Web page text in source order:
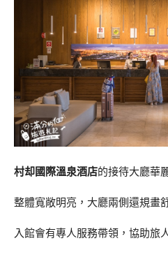
村却國際溫泉酒店的接待大廳華
整體寬敞明亮，大廳兩側還規畫
入館會有專人服務帶領，協助旅